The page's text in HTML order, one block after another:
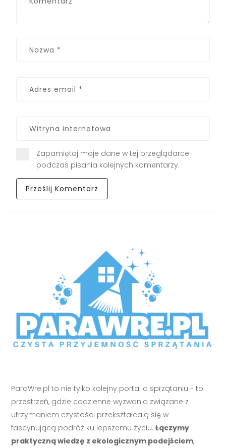
Zapamiętaj moje dane w tej przeglądarce
podczas pisania kolejnych komentarzy.
ParaWre.pl to nie tylko kolejny portal o sprzątaniu - to
przestrzeń, gdzie codzienne wyzwania związane z
utrzymaniem czystości przekształcają się w
fascynującą podróż ku lepszemu życiu.Łączymy
praktyczną wiedzę z ekologicznym podejściem,